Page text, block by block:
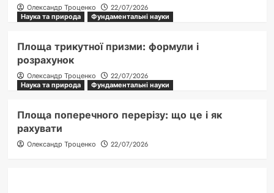
Олександр Троценко
22/07/2026
Наука та природа
Фундаментальні науки
Площа трикутної призми: формули і
розрахунок
Олександр Троценко
22/07/2026
Наука та природа
Фундаментальні науки
Площа поперечного перерізу: що це і як
рахувати
Олександр Троценко 22/07/2026